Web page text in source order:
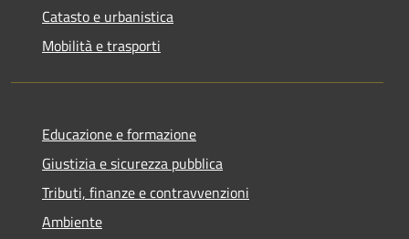
Catasto e urbanistica
Mobilità e trasporti
Educazione e formazione
Giustizia e sicurezza pubblica
Tributi, finanze e contravvenzioni
Ambiente